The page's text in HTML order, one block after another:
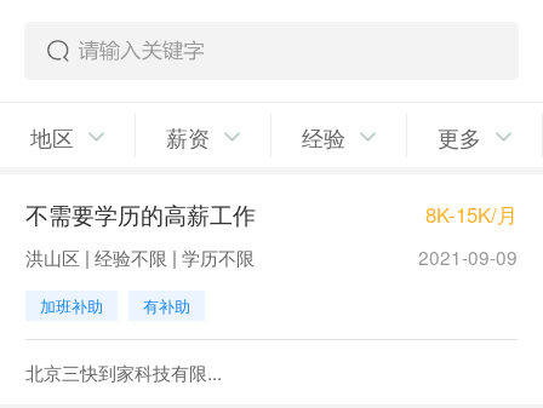
地区 薪资 经验 更多
不需要学历的高薪工作 8K-15K/月
洪山区 | 经验不限 | 学历不限 2021-09-09
加班补助 有补助
北京三快到家科技有限...